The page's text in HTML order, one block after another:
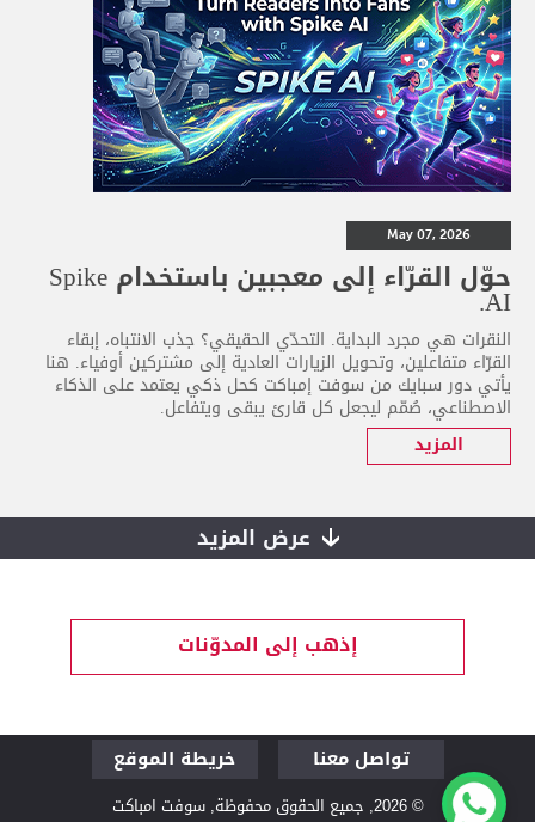
May 07, 2026
حوّل القرّاء إلى معجبين باستخدام Spike
AI.
النقرات هي مجرد البداية. التحدّي الحقيقي؟ جذب الانتباه، إبقاء
القرّاء متفاعلين، وتحويل الزيارات العادية إلى مشتركين أوفياء. هنا
يأتي دور سبايك من سوفت إمباكت كحل ذكي يعتمد على الذكاء
الاصطناعي، صُمّم ليجعل كل قارئ يبقى ويتفاعل.
المزيد
عرض المزيد
إذهب إلى المدوّنات
تواصل معنا خريطة الموقع
© 2026, جميع الحقوق محفوظة, سوفت امباكت
قم بزيارتنا لنتحدث
من نحن